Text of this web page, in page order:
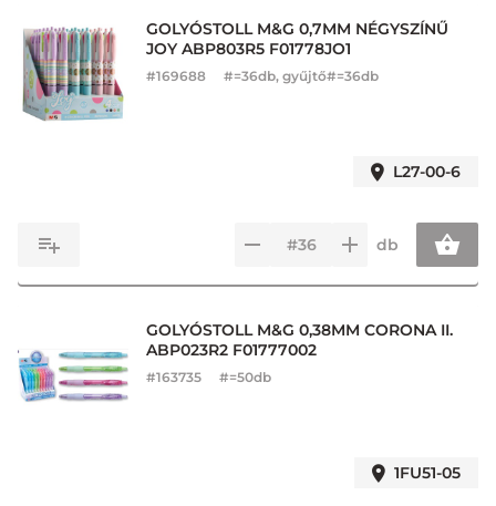
GOLYÓSTOLL M&G 0,7MM NÉGYSZÍNŰ
JOY ABP803R5 F01778JO1
#169688 #=36db, gyűjtő#=36db
L27-00-6
db
GOLYÓSTOLL M&G 0,38MM CORONA II.
ABP023R2 F01777002
#163735 #=50db
1FU51-05